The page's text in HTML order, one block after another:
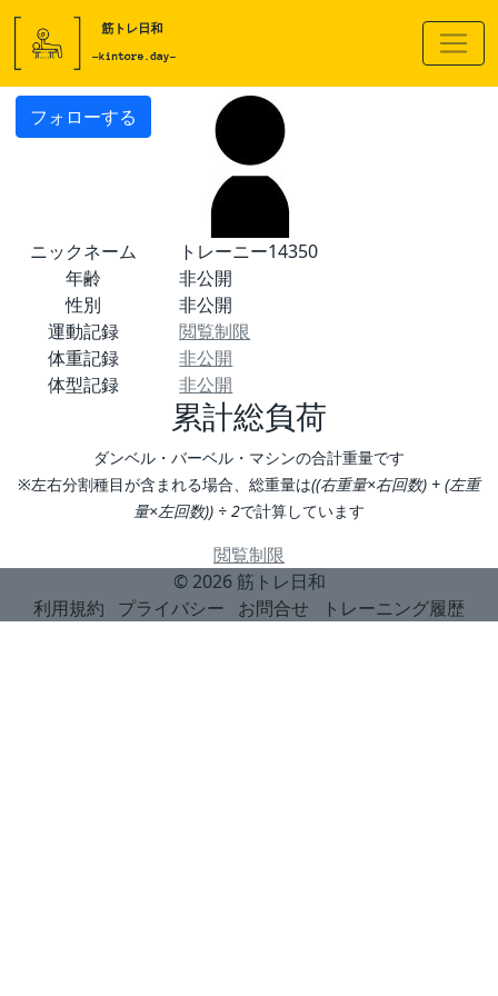
フォローする
ニックネーム
トレーニー14350
年齢
非公開
性別
非公開
運動記録
閲覧制限
体重記録
非公開
体型記録
非公開
累計総負荷
ダンベル・バーベル・マシンの合計重量です
※左右分割種目が含まれる場合、総重量は((右重量×右回数) + (左重
量×左回数)) ÷ 2で計算しています
閲覧制限
© 2026 筋トレ日和
利用規約
プライバシー お問合せ トレーニング履歴